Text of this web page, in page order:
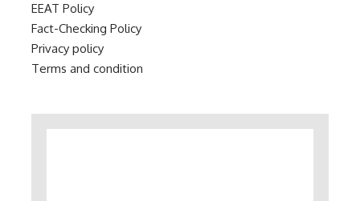
EEAT Policy
Fact-Checking Policy
Privacy policy
Terms and condition